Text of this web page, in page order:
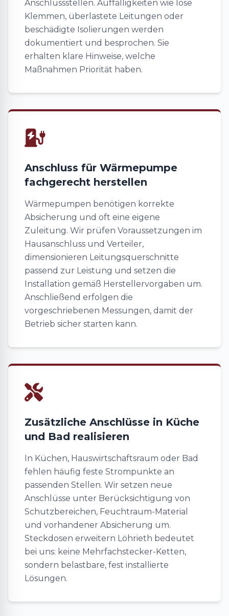
Anschlussstellen. Auffälligkeiten wie lose
Klemmen, überlastete Leitungen oder
beschädigte Isolierungen werden
dokumentiert und besprochen. Sie
erhalten klare Hinweise, welche
Maßnahmen Priorität haben.
Anschluss für Wärmepumpe
fachgerecht herstellen
Wärmepumpen benötigen korrekte
Absicherung und oft eine eigene
Zuleitung. Wir prüfen Voraussetzungen im
Hausanschluss und Verteiler,
dimensionieren Leitungsquerschnitte
passend zur Leistung und setzen die
Installation gemäß Herstellervorgaben um.
Anschließend erfolgen die
vorgeschriebenen Messungen, damit der
Betrieb sicher starten kann.
Zusätzliche Anschlüsse in Küche
und Bad realisieren
In Küchen, Hauswirtschaftsraum oder Bad
fehlen häufig feste Strompunkte an
passenden Stellen. Wir setzen neue
Anschlüsse unter Berücksichtigung von
Schutzbereichen, Feuchtraum-Material
und vorhandener Absicherung um.
Steckdosen erweitern Löhrieth bedeutet
bei uns: keine Mehrfachstecker-Ketten,
sondern belastbare, fest installierte
Lösungen.